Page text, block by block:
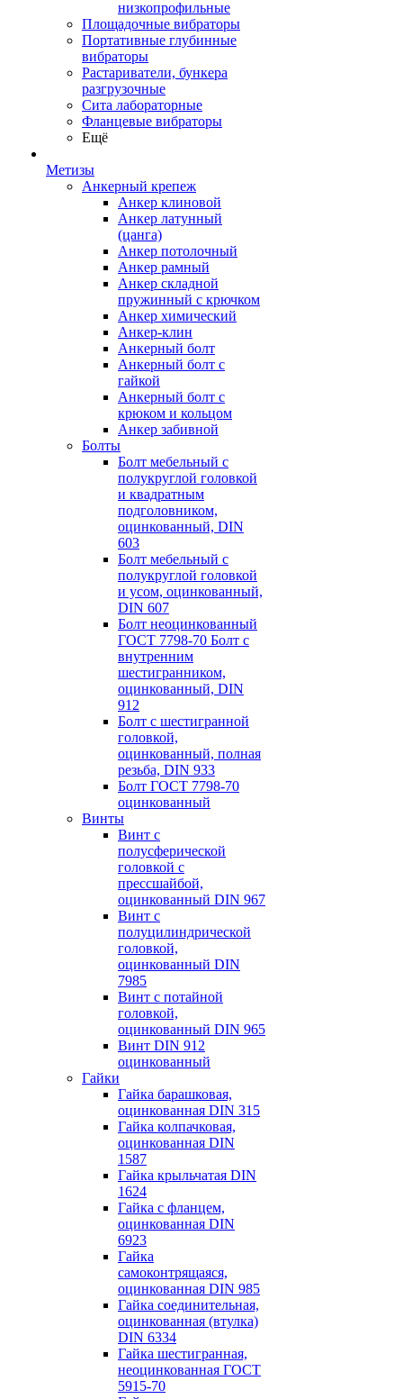
низкопрофильные
Площадочные вибраторы
Портативные глубинные
вибраторы
Растариватели, бункера
разгрузочные
Сита лабораторные
Фланцевые вибраторы
Ещё
Метизы
Анкерный крепеж
Анкер клиновой
Анкер латунный
(цанга)
Анкер потолочный
Анкер рамный
Анкер складной
пружинный с крючком
Анкер химический
Анкер-клин
Анкерный болт
Анкерный болт с
гайкой
Анкерный болт с
крюком и кольцом
Анкер забивной
Болты
Болт мебельный с
полукруглой головкой
и квадратным
подголовником,
оцинкованный, DIN
603
Болт мебельный с
полукруглой головкой
и усом, оцинкованный,
DIN 607
Болт неоцинкованный
ГОСТ 7798-70 Болт с
внутренним
шестигранником,
оцинкованный, DIN
912
Болт с шестигранной
головкой,
оцинкованный, полная
резьба, DIN 933
Болт ГОСТ 7798-70
оцинкованный
Винты
Винт с
полусферической
головкой с
пресcшайбой,
оцинкованный DIN 967
Винт с
полуцилиндрической
головкой,
оцинкованный DIN
7985
Винт с потайной
головкой,
оцинкованный DIN 965
Винт DIN 912
оцинкованный
Гайки
Гайка барашковая,
оцинкованная DIN 315
Гайка колпачковая,
оцинкованная DIN
1587
Гайка крыльчатая DIN
1624
Гайка с фланцем,
оцинкованная DIN
6923
Гайка
самоконтрящаяся,
оцинкованная DIN 985
Гайка соединительная,
оцинкованная (втулка)
DIN 6334
Гайка шестигранная,
неоцинкованная ГОСТ
5915-70